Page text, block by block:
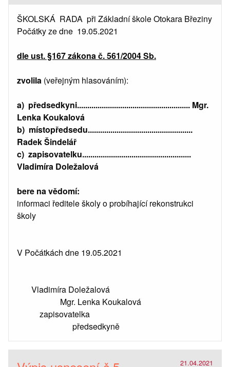
ŠKOLSKÁ RADA při Základní škole Otokara Březiny
Počátky ze dne 19.05.2021
dle ust. §167 zákona č. 561/2004 Sb.
zvolila (veřejným hlasováním):
a) předsedkyni....................................................... Mgr.
Lenka Koukalová
b) místopředsedu...................................................
Radek Šindelář
c) zapisovatelku.....................................................
Vladimíra Doležalová
bere na vědomí:
informaci ředitele školy o probíhající rekonstrukci
školy
V Počátkách dne 19.05.2021
Vladimíra Doležalová
Mgr. Lenka Koukalová
zapisovatelka
předsedkyně
21.04.2021